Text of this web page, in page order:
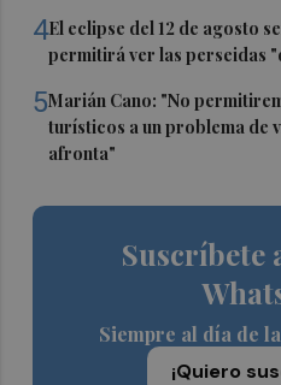
4El eclipse del 12 de agosto
permitirá ver las perseidas
5Marián Cano: "No
turísticos a un problema de
afronta"
Suscríbete
Siempre al día de
¡Quiero